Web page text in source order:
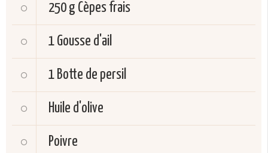
250 g Cèpes frais
1 Gousse d'ail
1 Botte de persil
Huile d'olive
Poivre